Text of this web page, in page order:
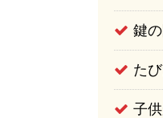
鍵
た
子